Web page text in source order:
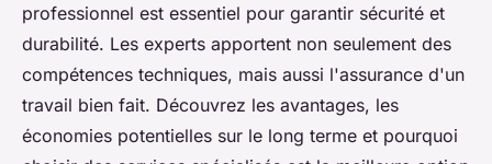
professionnel est essentiel pour garantir sécurité et
durabilité. Les experts apportent non seulement des
compétences techniques, mais aussi l'assurance d'un
travail bien fait. Découvrez les avantages, les
économies potentielles sur le long terme et pourquoi